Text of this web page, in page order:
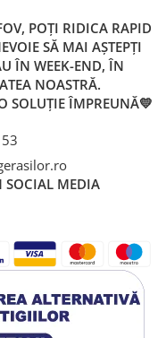
POȚI RIDICA RAPID
SĂ MAI AȘTEPȚI
ÎN WEEK-END, ÎN
NOASTRĂ.
SOLUȚIE ÎMPREUNĂ💛
SOCIAL MEDIA